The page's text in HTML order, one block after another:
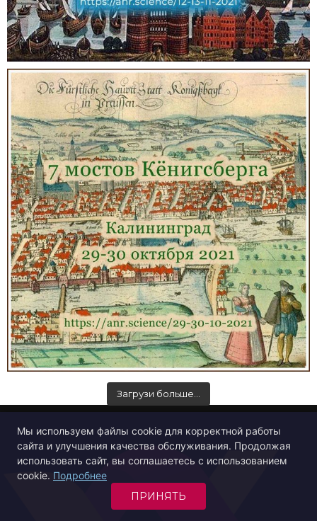
Загрузи больше…
Мы используем файлы cookie для корректной работы
сайта и улучшения качества обслуживания. Продолжая
использовать сайт, вы соглашаетесь с использованием
cookie. Подробнее
ПРИНЯТЬ